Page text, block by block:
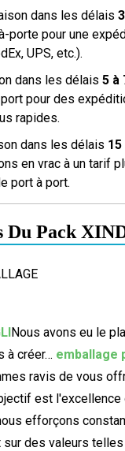
dans les délais
porte pour une
UPS, etc.).
dans les délais 5 à
pour des
rapides.
dans les délais
en vrac à un tarif
port à port.
Du Pack
Nous avons eu le
à créer… emballage
ravis de vous
est l'excellence
efforçons
sur des valeurs